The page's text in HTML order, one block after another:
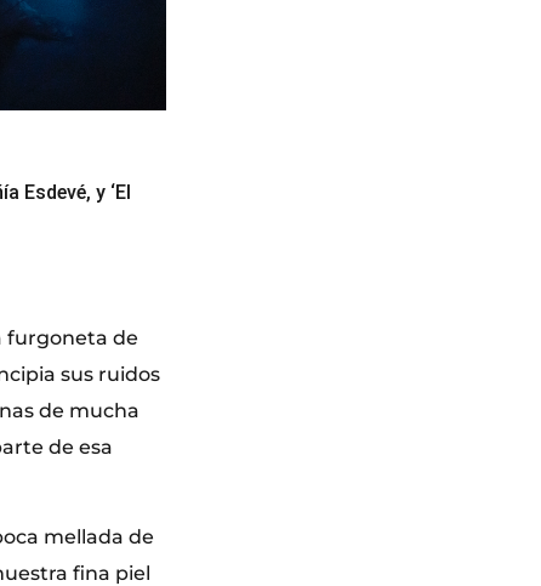
Esdevé, y ‘El
furgoneta de
sus ruidos
de mucha
de esa
mellada de
fina piel